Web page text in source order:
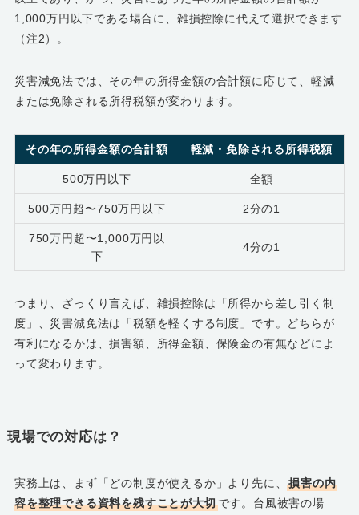
1,000万円以下である場合に、雑損控除に代えて選択できます
（注2）。
災害減免法では、その年の所得金額の合計額に応じて、軽減
または免除される所得税額が変わります。
その年の所得金額の合計額 軽減・免除される所得税額
500万円以下 全額
500万円超〜750万円以下 2分の1
750万円超〜1,000万円以
下
4分の1
つまり、ざっくり言えば、雑損控除は「所得から差し引く制
度」、災害減免法は「税額を軽くする制度」です。どちらが
有利になるかは、損害額、所得金額、保険金の有無などによ
って変わります。
現場での対応は？
実務上は、まず「どの制度が使えるか」より先に、損害の内
容を整理できる資料を残すことが大切です。台風被害の場